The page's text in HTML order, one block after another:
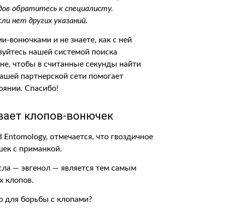
обратитесь к специалисту.
нет других указаний.
вонючками и не знаете, как с ней
нашей системой поиска
чтобы в считанные секунды найти
партнерской сети помогает
Спасибо!
клопов-вонючек
отмечается, что гвоздичное
с приманкой.
— эвгенол — является тем самым
клопов.
для борьбы с клопами?